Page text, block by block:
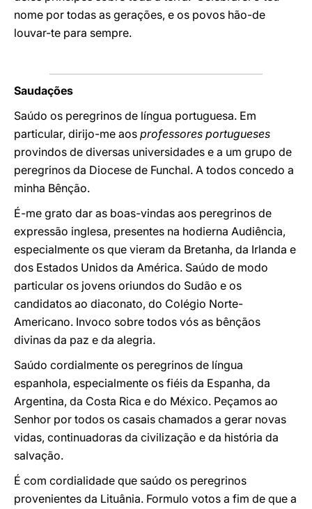
nome por todas as gerações, e os povos hão-de
louvar-te para sempre.
Saudações
Saúdo os peregrinos de língua portuguesa. Em
particular, dirijo-me aos professores portugueses
provindos de diversas universidades e a um grupo de
peregrinos da Diocese de Funchal. A todos concedo a
minha Bênção.
É-me grato dar as boas-vindas aos peregrinos de
expressão inglesa, presentes na hodierna Audiência,
especialmente os que vieram da Bretanha, da Irlanda e
dos Estados Unidos da América. Saúdo de modo
particular os jovens oriundos do Sudão e os
candidatos ao diaconato, do Colégio Norte-
Americano. Invoco sobre todos vós as bênçãos
divinas da paz e da alegria.
Saúdo cordialmente os peregrinos de língua
espanhola, especialmente os fiéis da Espanha, da
Argentina, da Costa Rica e do México. Peçamos ao
Senhor por todos os casais chamados a gerar novas
vidas, continuadoras da civilização e da história da
salvação.
É com cordialidade que saúdo os peregrinos
provenientes da Lituânia. Formulo votos a fim de que a